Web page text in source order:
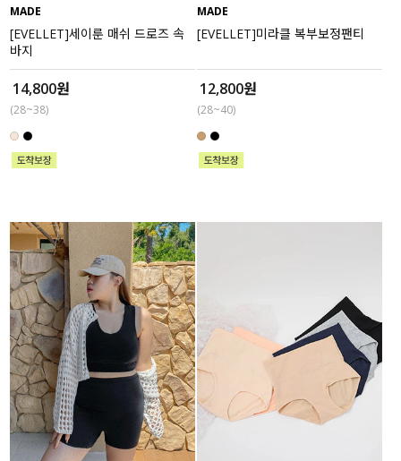
스커트
언더웨어/파자마
코디템
FIT ZOOM
MADE
[EVELLET]세이룬 매쉬 드로즈 속
바지
14,800원
(28~38)
MADE
[EVELLET]미라클 복부보정팬티
12,800원
(28~40)